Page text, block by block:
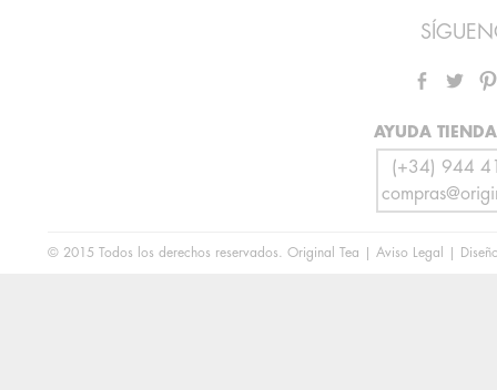
AYUDA
(+34) 944
© 2015 Todos los derechos reservados. Original Tea | Aviso Legal |